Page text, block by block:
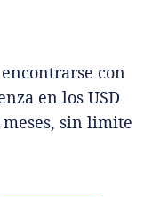
con
en los USD
meses, sin limite